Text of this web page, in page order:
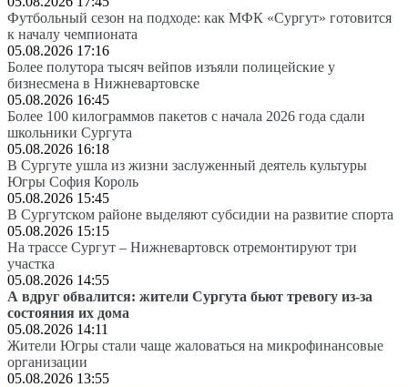
Футбольный сезон на подходе: как МФК «Сургут» готовится
к началу чемпионата
05.08.2026 17:16
Более полутора тысяч вейпов изъяли полицейские у
бизнесмена в Нижневартовске
05.08.2026 16:45
Более 100 килограммов пакетов с начала 2026 года сдали
школьники Сургута
05.08.2026 16:18
В Сургуте ушла из жизни заслуженный деятель культуры
Югры София Король
05.08.2026 15:45
В Сургутском районе выделяют субсидии на развитие спорта
05.08.2026 15:15
На трассе Сургут – Нижневартовск отремонтируют три
участка
05.08.2026 14:55
А вдруг обвалится: жители Сургута бьют тревогу из-за
состояния их дома
05.08.2026 14:11
Жители Югры стали чаще жаловаться на микрофинансовые
организации
05.08.2026 13:55